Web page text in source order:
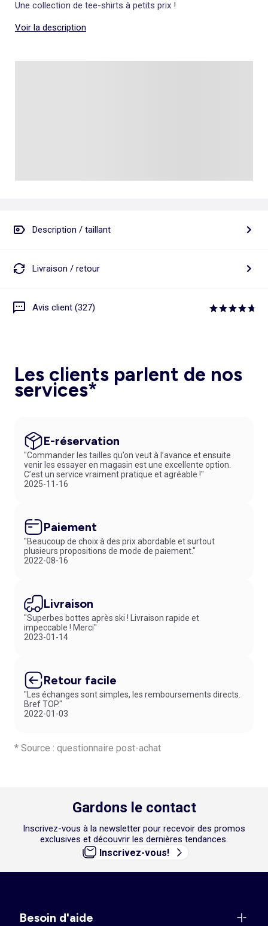
Une collection de tee-shirts à petits prix !
Voir la description
Description / taillant
Livraison / retour
Avis client (327)
Les clients parlent de nos
services*
E-réservation
"Commander les tailles qu’on veut à l’avance et ensuite
venir les essayer en magasin est une excellente option.
C’est un service vraiment pratique et agréable !"
2025-11-16
Paiement
"Beaucoup de choix à des prix abordable et surtout
plusieurs propositions de mode de paiement."
2022-08-16
Livraison
"Superbes bottes après ski ! Livraison rapide et
impeccable ! Merci"
2023-01-14
Retour facile
"Les échanges sont simples, les remboursements directs.
Bref TOP."
2022-01-03
* Source : questionnaire post-achat
Gardons le contact
Inscrivez-vous à la newsletter pour recevoir des promos
exclusives et découvrir les dernières tendances.
Inscrivez-vous!
Besoin d'aide